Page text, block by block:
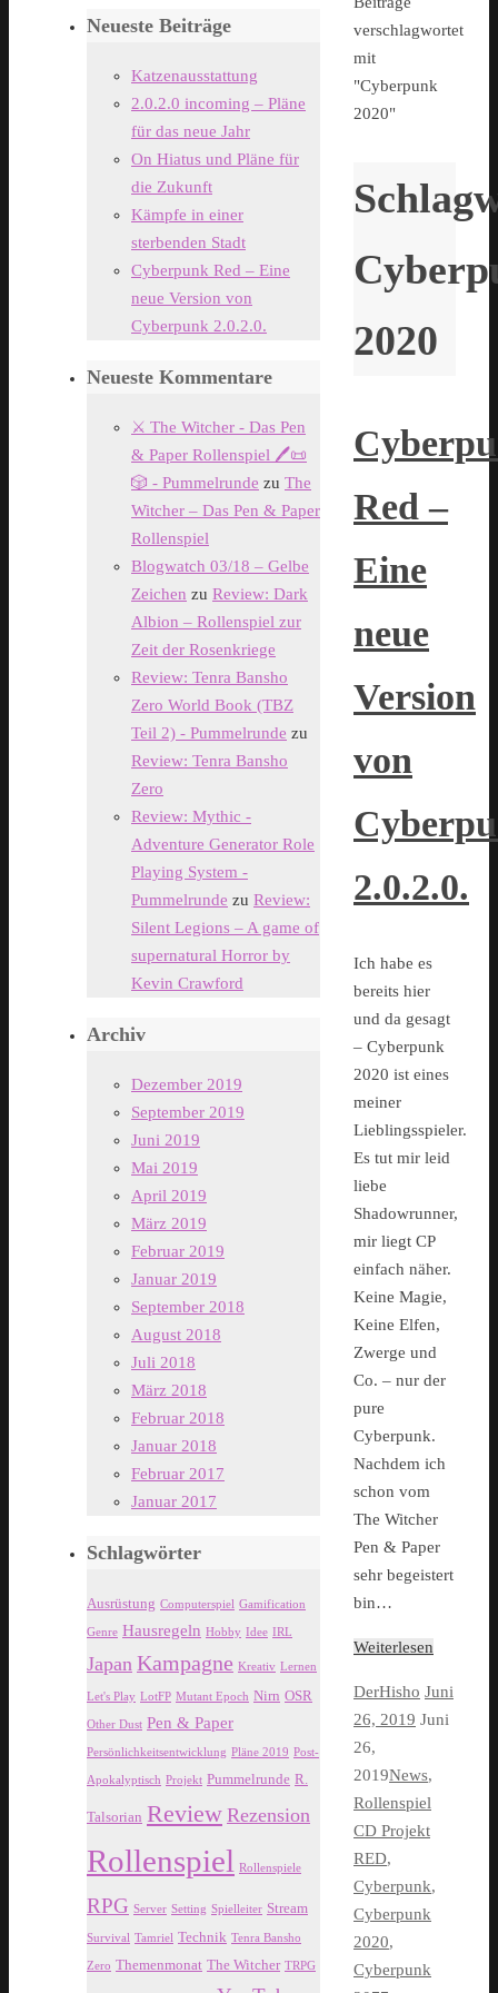
verschlagwortet
mit
"Cyberpunk
2020"
2020
Red –
Eine
neue
Version
von
2.0.2.0.
Ich habe es
bereits hier
und da gesagt
– Cyberpunk
2020 ist eines
meiner
Lieblingsspieler.
Es tut mir leid
liebe
Shadowrunner,
mir liegt CP
einfach näher.
Keine Magie,
Keine Elfen,
Zwerge und
Co. – nur der
pure
Cyberpunk.
Nachdem ich
schon vom
The Witcher
Pen & Paper
sehr begeistert
bin…
Weiterlesen
DerHisho Juni
26, 2019 Juni
26,
2019News,
Rollenspiel
CD Projekt
RED,
Cyberpunk,
Cyberpunk
2020,
Cyberpunk
Neueste Beiträge
Katzenausstattung
2.0.2.0 incoming – Pläne
für das neue Jahr
On Hiatus und Pläne für
die Zukunft
Kämpfe in einer
sterbenden Stadt
Cyberpunk Red – Eine
neue Version von
Cyberpunk 2.0.2.0.
Neueste Kommentare
⚔️ The Witcher - Das Pen
& Paper Rollenspiel 🖊️📜
🎲 - Pummelrunde zu The
Witcher – Das Pen & Paper
Rollenspiel
Blogwatch 03/18 – Gelbe
Zeichen zu Review: Dark
Albion – Rollenspiel zur
Zeit der Rosenkriege
Review: Tenra Bansho
Zero World Book (TBZ
Teil 2) - Pummelrunde zu
Review: Tenra Bansho
Zero
Review: Mythic -
Adventure Generator Role
Playing System -
Pummelrunde zu Review:
Silent Legions – A game of
supernatural Horror by
Kevin Crawford
Archiv
Dezember 2019
September 2019
Juni 2019
Mai 2019
April 2019
März 2019
Februar 2019
Januar 2019
September 2018
August 2018
Juli 2018
März 2018
Februar 2018
Januar 2018
Februar 2017
Januar 2017
Schlagwörter
Ausrüstung Computerspiel Gamification
Genre Hausregeln Hobby Idee IRL
Japan Kampagne Kreativ Lernen
Let's Play LotFP Mutant Epoch Nirn OSR
Other Dust Pen & Paper
Persönlichkeitsentwicklung Pläne 2019 Post-
Apokalyptisch Projekt Pummelrunde R.
Talsorian Review Rezension
Rollenspiel Rollenspiele
RPG Server Setting Spielleiter Stream
Survival Tamriel Technik Tenra Bansho
Zero Themenmonat The Witcher TRPG